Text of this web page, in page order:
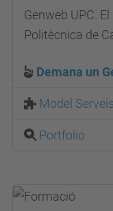
Genweb UPC.
Politècnica de
Demana un
Model
Portfolio